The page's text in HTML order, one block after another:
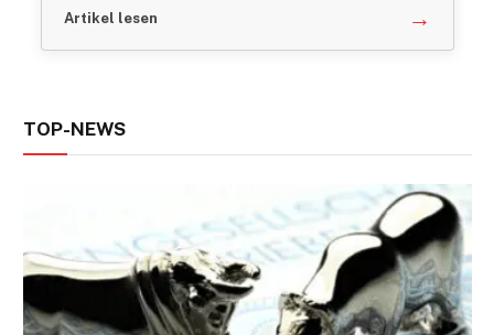
Artikel lesen →
TOP-NEWS